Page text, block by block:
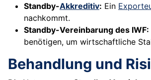
Standby-Akkreditiv: Ein
nachkommt.
Standby-Vereinbarung des IWF:
benötigen, um wirtschaftliche
Behandlung und